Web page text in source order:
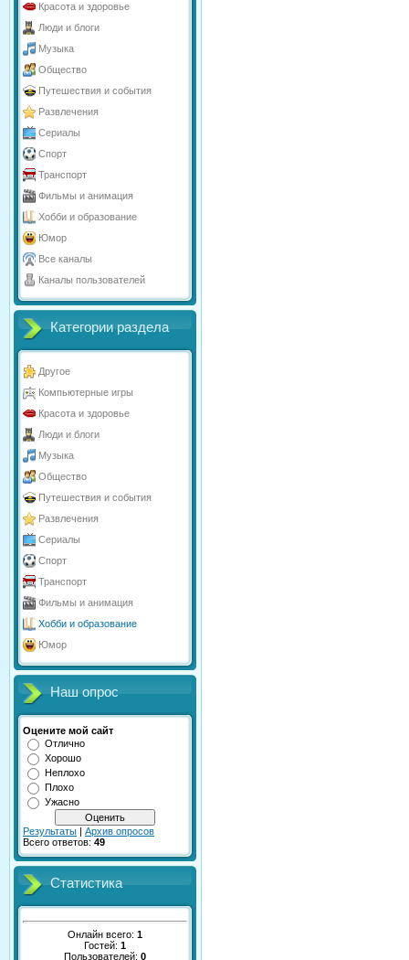
Красота и здоровье
Люди и блоги
Музыка
Общество
Путешествия и события
Развлечения
Сериалы
Спорт
Транспорт
Фильмы и анимация
Хобби и образование
Юмор
Все каналы
Каналы пользователей
Категории раздела
Другое
Компьютерные игры
Красота и здоровье
Люди и блоги
Музыка
Общество
Путешествия и события
Развлечения
Сериалы
Спорт
Транспорт
Фильмы и анимация
Хобби и образование
Юмор
Наш опрос
Оцените мой сайт
Отлично
Хорошо
Неплохо
Плохо
Ужасно
Результаты | Архив опросов
Всего ответов: 49
Статистика
Онлайн всего: 1
Гостей: 1
Пользователей: 0